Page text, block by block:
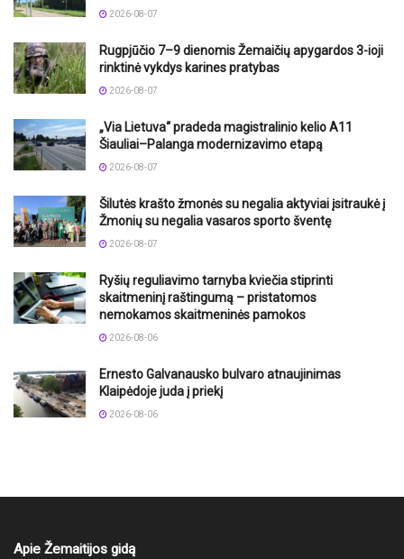
2026-08-07
Rugpjūčio 7–9 dienomis Žemaičių apygardos 3-ioji
rinktinė vykdys karines pratybas
2026-08-07
„Via Lietuva“ pradeda magistralinio kelio A11
Šiauliai–Palanga modernizavimo etapą
2026-08-07
Šilutės krašto žmonės su negalia aktyviai įsitraukė į
Žmonių su negalia vasaros sporto šventę
2026-08-07
Ryšių reguliavimo tarnyba kviečia stiprinti
skaitmeninį raštingumą – pristatomos
nemokamos skaitmeninės pamokos
2026-08-06
Ernesto Galvanausko bulvaro atnaujinimas
Klaipėdoje juda į priekį
2026-08-06
Apie Žemaitijos gidą